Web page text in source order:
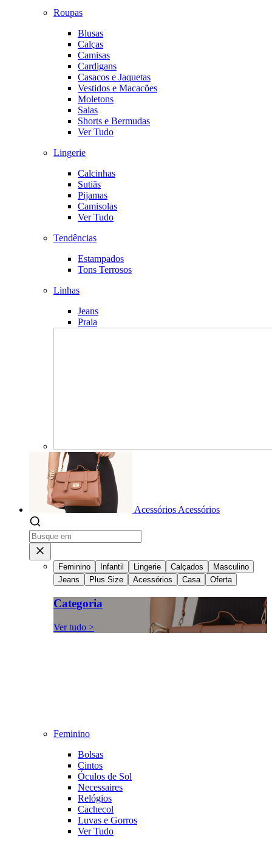
Roupas
Blusas
Calças
Camisas
Cardigans
Casacos e Jaquetas
Vestidos e Macacões
Moletons
Saias
Shorts e Bermudas
Ver Tudo
Lingerie
Calcinhas
Sutiãs
Pijamas
Camisolas
Ver Tudo
Tendências
Estampados
Tons Terrosos
Linhas
Jeans
Praia
Acessórios Acessórios
Feminino Infantil Lingerie Calçados
Masculino
Jeans
Plus Size Acessórios Casa Oferta
Categoria
Ver tudo >
Feminino
Bolsas
Cintos
Óculos de Sol
Necessaires
Relógios
Cachecol
Luvas e Gorros
Ver Tudo